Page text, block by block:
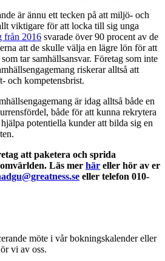
är ännu ett tecken på att miljö- och
viktigare för att locka till sig unga
från 2016 svarade över 90 procent av de
att de skulle välja en lägre lön för att
tar samhällsansvar. Företag som inte
riskerar alltså att
och kompetensbrist.
är idag alltså både en
både för att kunna rekrytera
potentiella kunder att bilda sig en
att paketera och sprida
Läs mer här eller hör av er
eller telefon 010-
möte i vår bokningskalender eller
vi av oss.